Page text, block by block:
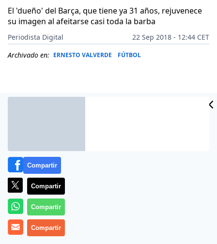
El 'dueño' del Barça, que tiene ya 31 años, rejuvenece
su imagen al afeitarse casi toda la barba
Periodista Digital
22 Sep 2018 - 12:44 CET
Archivado en: ERNESTO VALVERDE FÚTBOL
No parece tan obsesionado con su aspecto como
Critiano Ronaldo y bastantes otros, pero resulta
evidente que le preocupa. Y lo cuida Leo Messi.
Compartir
Compartir
Compartir
Compartir